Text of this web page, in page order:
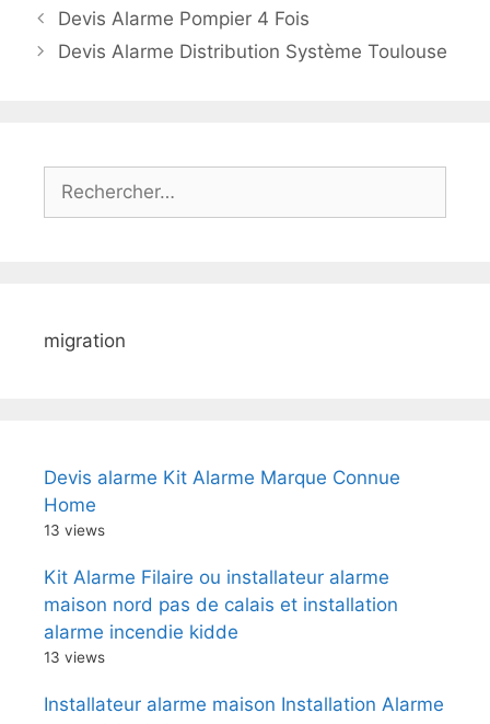
Devis Alarme Pompier 4 Fois
Devis Alarme Distribution Système Toulouse
migration
Devis alarme Kit Alarme Marque Connue
Home
13 views
Kit Alarme Filaire ou installateur alarme
maison nord pas de calais et installation
alarme incendie kidde
13 views
Installateur alarme maison Installation Alarme